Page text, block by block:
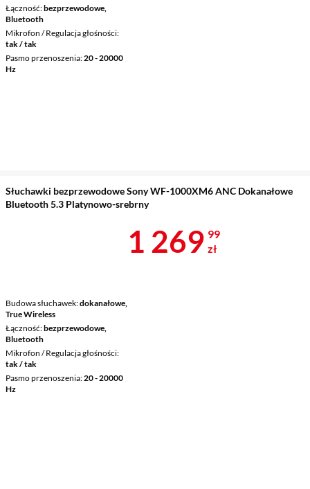
Łączność bezprzewodowe,
Bluetooth
Mikrofon / Regulacja głośności
tak / tak
Pasmo przenoszenia 20 - 20000
Hz
Słuchawki bezprzewodowe Sony WF-1000XM6 ANC Dokanałowe
Bluetooth 5.3 Platynowo-srebrny
Budowa słuchawek dokanałowe,
True Wireless
Łączność bezprzewodowe,
Bluetooth
Mikrofon / Regulacja głośności
tak / tak
Pasmo przenoszenia 20 - 20000
Hz
Cena 1
1 269 99
zł